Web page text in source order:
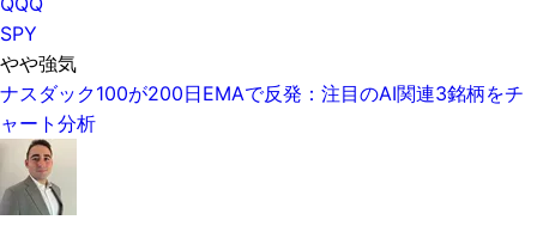
SPY
やや強気
ナスダック100が200日EMAで反発：注目のAI関連3銘柄をチ
ャート分析